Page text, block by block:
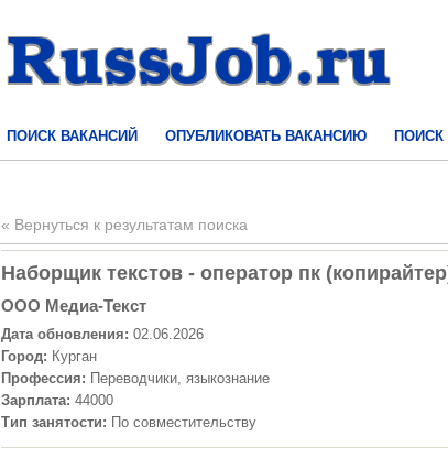
ПОИСК ВАКАНСИЙ ОПУБЛИКОВАТЬ ВАКАНСИЮ
« Вернуться к результатам поиска
Наборщик текстов - оператор пк
ООО Медиа-Текст
Дата обновления: 02.06.2026
Город: Курган
Профессия: Переводчики, языкознание
Зарплата: 44000
Тип занятости: По совместительству